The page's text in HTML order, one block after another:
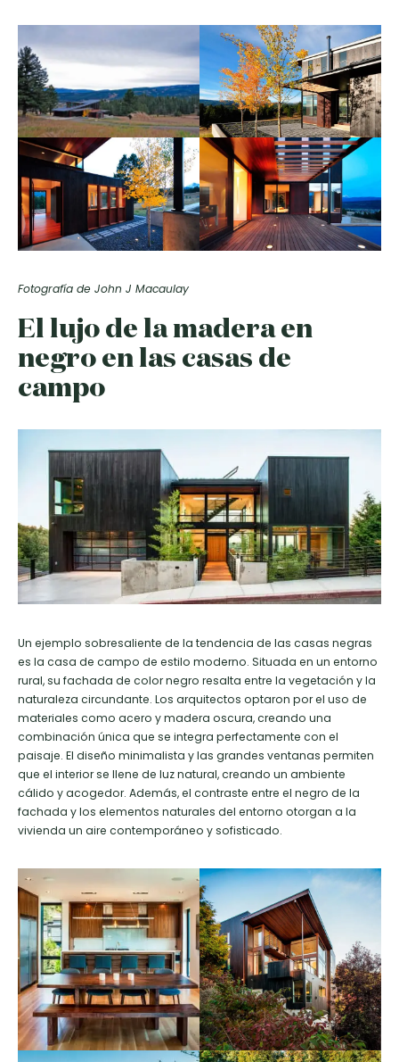
Fotografía de John J Macaulay
El lujo de la madera en
negro en las casas de
campo
Un ejemplo sobresaliente de la tendencia de las casas negras
es la casa de campo de estilo moderno. Situada en un entorno
rural, su fachada de color negro resalta entre la vegetación y la
naturaleza circundante. Los arquitectos optaron por el uso de
materiales como acero y madera oscura, creando una
combinación única que se integra perfectamente con el
paisaje. El diseño minimalista y las grandes ventanas permiten
que el interior se llene de luz natural, creando un ambiente
cálido y acogedor. Además, el contraste entre el negro de la
fachada y los elementos naturales del entorno otorgan a la
vivienda un aire contemporáneo y sofisticado.